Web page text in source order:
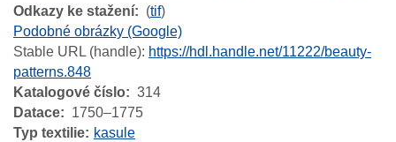
Odkazy ke stažení (tif)
Podobné obrázky (Google)
Stable URL (handle): https://hdl.handle.net/11222/beauty-
patterns.848
Katalogové číslo
314
Datace
1750–1775
Typ textilie
kasule